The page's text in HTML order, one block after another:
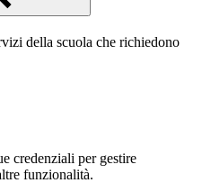
della scuola che richiedono
credenziali per gestire
funzionalità.